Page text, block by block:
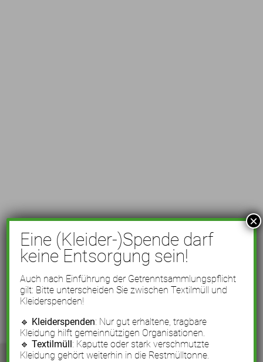
Eine (Kleider-)Spende darf
keine Entsorgung sein!
Auch nach Einführung der Getrenntsammlungspflicht
gilt: Bitte unterscheiden Sie zwischen Textilmüll und
Kleiderspenden!
🔹 Kleiderspenden: Nur gut erhaltene, tragbare
Kleidung hilft gemeinnützigen Organisationen.
🔹Textilmüll: Kaputte oder stark verschmutzte
Kleidung gehört weiterhin in die Restmülltonne.
×